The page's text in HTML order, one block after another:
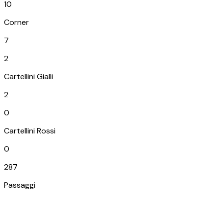
10
Corner
7
2
Cartellini Gialli
2
0
Cartellini Rossi
0
287
Passaggi